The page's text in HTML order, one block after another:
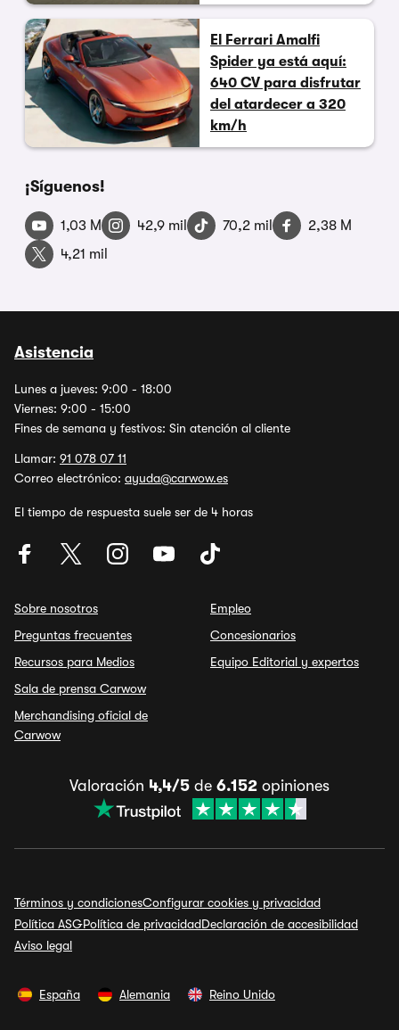
El Ferrari Amalfi
Spider ya está aquí:
640 CV para disfrutar
del atardecer a 320
km/h
¡Síguenos!
1,03 M 42,9 mil 70,2 mil
2,38 M
4,21 mil
Asistencia
Lunes a jueves: 9:00 - 18:00
Viernes: 9:00 - 15:00
Fines de semana y festivos: Sin atención al cliente
Llamar: 91 078 07 11
Correo electrónico: ayuda@carwow.es
El tiempo de respuesta suele ser de 4 horas
Sobre nosotros
Preguntas frecuentes
Recursos para Medios
Sala de prensa Carwow
Merchandising oficial de
Carwow
Empleo
Concesionarios
Equipo Editorial y expertos
Valoración 4,4/5 de 6.152 opiniones
Términos y condicionesConfigurar cookies y privacidad
Política ASGPolítica de privacidadDeclaración de accesibilidad
Aviso legal
España Alemania Reino Unido